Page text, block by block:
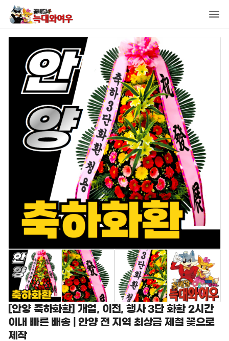
[안양 축하화환] 개업, 이전, 행사 3단 화환 2시간
이내 빠른 배송 | 안양 전 지역 최상급 제철 꽃으로
제작